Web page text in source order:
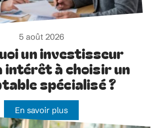
5 août 2026
un investisseur
intérêt à choisir un
spécialisé ?
En savoir plus